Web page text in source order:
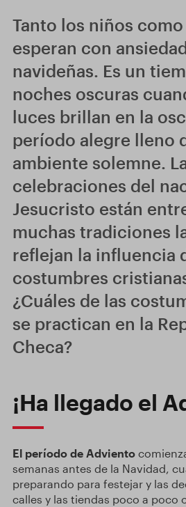
Tanto los niños
esperan con
navideñas. Es un
noches oscuras
luces brillan en la
período alegre lleno
ambiente solemne.
celebraciones del
Jesucristo están
muchas tradiciones
reflejan la influencia
costumbres
¿Cuáles de las
se practican en la
Checa?
¡Ha llegado el
El período de Adviento
semanas antes de la Navidad,
preparando para festejar y las
calles y las tiendas poco a poco